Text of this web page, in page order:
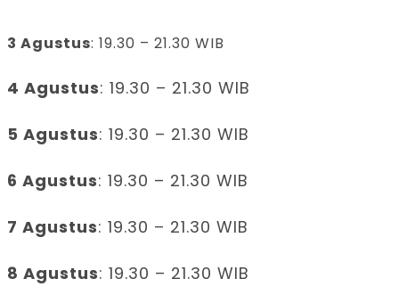
3 Agustus: 19.30 – 21.30 WIB
4 Agustus: 19.30 – 21.30 WIB
5 Agustus: 19.30 – 21.30 WIB
6 Agustus: 19.30 – 21.30 WIB
7 Agustus: 19.30 – 21.30 WIB
8 Agustus: 19.30 – 21.30 WIB